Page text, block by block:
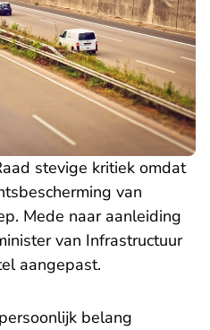
stevige kritiek omdat
van
Mede naar aanleiding
van Infrastructuur
aangepast.
belang